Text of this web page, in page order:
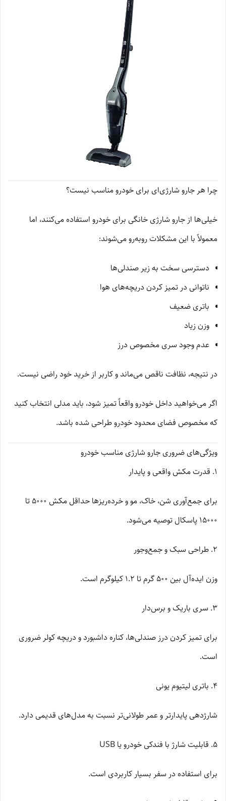
چرا هر جارو شارژی‌ای برای خودرو مناسب نیست؟
خیلی‌ها از جارو شارژی خانگی برای خودرو استفاده می‌کنند، اما
معمولاً با این مشکلات روبه‌رو می‌شوند:
دسترسی سخت به زیر صندلی‌ها
ناتوانی در تمیز کردن دریچه‌های هوا
باتری ضعیف
وزن زیاد
عدم وجود سری مخصوص درز
در نتیجه، نظافت ناقص می‌ماند و کاربر از خرید خود راضی نیست.
اگر می‌خواهید داخل خودرو واقعاً تمیز شود، باید مدلی انتخاب کنید
که مخصوص فضای محدود خودرو طراحی شده باشد.
ویژگی‌های ضروری جارو شارژی مناسب خودرو
1. قدرت مکش واقعی و پایدار
برای جمع‌آوری شن، خاک، مو و خرده‌ریزها حداقل مکش 5000 تا
15000 پاسکال توصیه می‌شود.
2. طراحی سبک و جمع‌وجور
وزن ایده‌آل بین 500 گرم تا 1.2 کیلوگرم است.
3. سری باریک و برس‌دار
برای تمیز کردن درز صندلی‌ها، کناره داشبورد و دریچه کولر ضروری
است.
4. باتری لیتیوم یونی
شارژدهی پایدارتر و عمر طولانی‌تر نسبت به مدل‌های قدیمی دارد.
5. قابلیت شارژ با فندکی خودرو یا USB
برای استفاده در سفر بسیار کاربردی است.